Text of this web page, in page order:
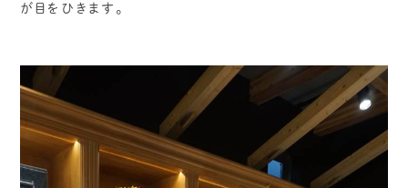
が目をひきます。